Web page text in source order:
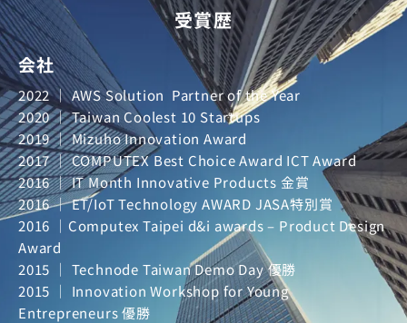
受賞歴
会社
2022 ｜ AWS Solution Partner of the Year
2020 ｜ Taiwan Coolest 10 Startups
2019 ｜ Mizuho Innovation Award
2017 ｜ COMPUTEX Best Choice Award ICT Award
2016 ｜ IT Month Innovative Products 金賞
2016 ｜ ET/IoT Technology AWARD JASA特別賞
2016 ｜Computex Taipei d&i awards – Product Design
Award
2015 ｜ Technode Taiwan Demo Day 優勝
2015 ｜ Innovation Workshop for Young
Entrepreneurs 優勝